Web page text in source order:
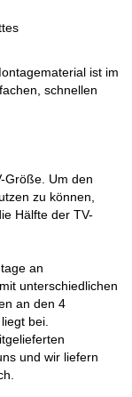
ist im
schnellen
Größe. Um den
zu können,
Hälfte der TV-
an
unterschiedlichen
an den 4
bei.
und wir liefern